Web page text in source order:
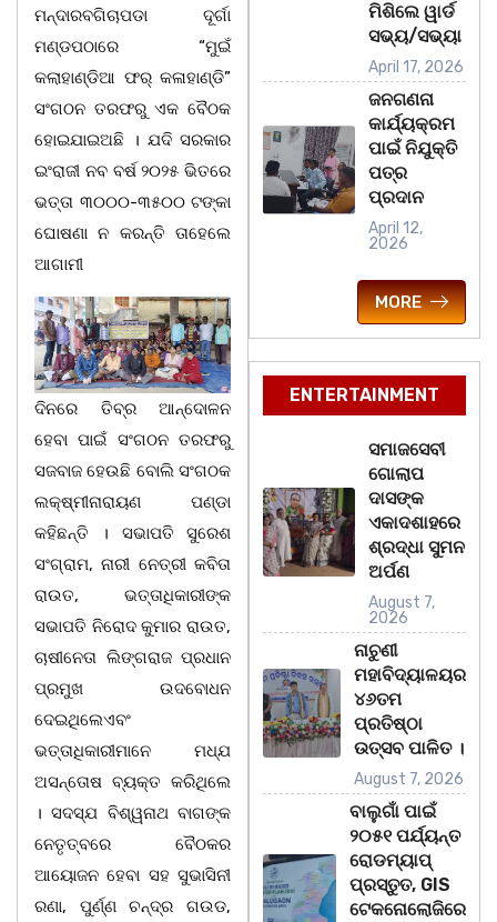
ମନ୍ଦାରବଗିଚାପଡା ଦୂର୍ଗା
ମଣ୍ଡପଠାରେ “ମୁଇଁ
କଲାହାଣ୍ଡିଆ ଫର୍ କଳାହାଣ୍ଡି”
ସଂଗଠନ ତରଫରୁ ଏକ ବୈଠକ
ହୋଇଯାଇଅଛି । ଯଦି ସରକାର
ଇଂରାଜୀ ନବ ବର୍ଷ ୨୦୨୫ ଭିତରେ
ଭତ୍ତା ୩୦୦୦-୩୫୦୦ ଟଙ୍କା
ଘୋଷଣା ନ କରନ୍ତି ତାହେଲେ
ଆଗାମୀ
ଦିନରେ ତିବ୍ର ଆନ୍ଦୋଳନ
ହେବା ପାଇଁ ସଂଗଠନ ତରଫରୁ
ସଜବାଜ ହେଉଛି ବୋଲି ସଂଗଠକ
ଲକ୍ଷ୍ମୀନାରାୟଣ ପଣ୍ଡା
କହିଛନ୍ତି । ସଭାପତି ସୁରେଶ
ସଂଗ୍ରାମ, ନାରୀ ନେତ୍ରୀ କବିତା
ରାଉତ, ଭତ୍ତାଧିକାରୀଙ୍କ
ସଭାପତି ନିରୋଦ କୁମାର ରାଉତ,
ଚାଷୀନେତା ଲିଙ୍ଗରାଜ ପ୍ରଧାନ
ପ୍ରମୁଖ ଉଦବୋଧନ
ଦେଇଥିଲେଏବଂ
ଭତ୍ତାଧିକାରୀମାନେ ମଧ୍ଯ
ଅସନ୍ତୋଷ ବ୍ୟକ୍ତ କରିଥିଲେ
। ସଦସ୍ଯ ବିଶ୍ୱନାଥ ବାଗଙ୍କ
ନେତୃତ୍ବରେ ବୈଠକର
ଆୟୋଜନ ହେବା ସହ ସୁଭାସିନୀ
ରଣା, ପୁର୍ଣ୍ଣ ଚନ୍ଦ୍ର ଗଉଡ,
ମିଶିଲେ ୱାର୍ଡ
ସଭ୍ୟ/ସଭ୍ୟା
April 17, 2026
ଜନଗଣନା
କାର୍ଯ୍ୟକ୍ରମ
ପାଇଁ ନିଯୁକ୍ତି
ପତ୍ର
ପ୍ରଦାନ
April 12,
2026
MORE
ENTERTAINMENT
ସମାଜସେବୀ
ଗୋଲାପ
ଦାସଙ୍କ
ଏକାଦଶାହରେ
ଶ୍ରଦ୍ଧା ସୁମନ
ଅର୍ପଣ
August 7,
2026
ନାଚୁଣୀ
ମହାବିଦ୍ୟାଳୟର
୪୬ତମ
ପ୍ରତିଷ୍ଠା
ଉତ୍ସବ ପାଳିତ ।
August 7, 2026
ବାଲୁଗାଁ ପାଇଁ
୨୦୫୧ ପର୍ଯ୍ୟନ୍ତ
ରୋଡମ୍ୟାପ୍
ପ୍ରସ୍ତୁତ, GIS
ଟେକନୋଲୋଜିରେ